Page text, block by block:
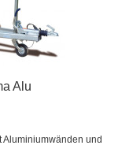
Alu
Aluminiumwänden und